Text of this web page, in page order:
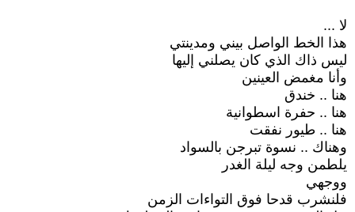
لا ...
هذا الخط الواصل بيني ومدينتي
ليس ذاك الذي كان يصلني إليها
وأنا مغمض العينين
هنا .. خندق
هنا .. حفرة اسطوانية
هنا .. طيور نفقت
وهناك .. نسوة تبرجن بالسواد
يلطمن وجه ليلة الغدر
ووجهي
فلنشرب قدحا فوق التواءات الزمن